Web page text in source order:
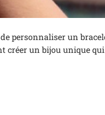
personnaliser un
créer un bijou unique